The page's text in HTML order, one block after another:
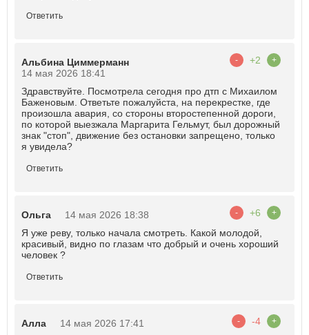
Ответить
Альбина Циммерманн
14 мая 2026 18:41
- +2 +
Здравствуйте. Посмотрела сегодня про дтп с Михаилом
Баженовым. Ответьте пожалуйста, на перекрестке, где
произошла авария, со стороны второстепенной дороги,
по которой выезжала Маргарита Гельмут, был дорожный
знак "стоп", движение без остановки запрещено, только
я увидела?
Ответить
Ольга 14 мая 2026 18:38 - +6 +
Я уже реву, только начала смотреть. Какой молодой,
красивый, видно по глазам что добрый и очень хороший
человек ?
Ответить
Алла 14 мая 2026 17:41 - -4 +